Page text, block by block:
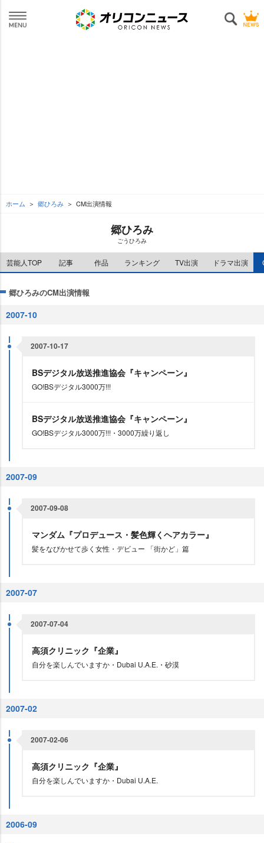
ホーム 郷ひろみ CM出演情報
郷ひろみ
ごうひろみ
芸能人TOP 記事 作品 ランキング TV出演 ドラマ出演
郷ひろみのCM出演情報
2007-10
2007-10-17
BSデジタル放送推進協会『キャンペーン』
GO!BSデジタル3000万!!!
BSデジタル放送推進協会『キャンペーン』
GO!BSデジタル3000万!!!・3000万繰り返し
2007-09
2007-09-08
マンダム『プロデュース・髪色輝くヘアカラー』
髪をなびかせて歩く女性・デビュー 「街かど」篇
2007-07
2007-07-04
高須クリニック『企業』
自分を楽しんでいますか・Dubai U.A.E.・砂漠
2007-02
2007-02-06
高須クリニック『企業』
自分を楽しんでいますか・Dubai U.A.E.
2006-09